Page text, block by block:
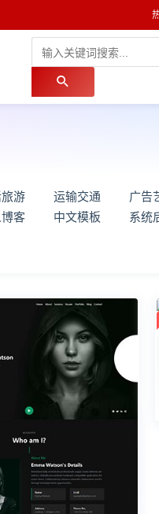
游 运输交通 广告
客 中文模板 系统